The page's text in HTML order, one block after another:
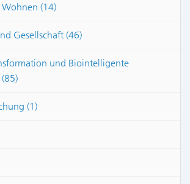
(14)
Gesellschaft (46)
und Biointelligente
(1)